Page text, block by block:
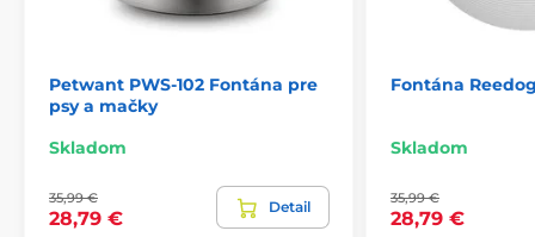
Petwant PWS-102 Fontána pre
psy a mačky
Skladom
35,99 €
28,79 €
Detail
Fontána
Skladom
35,99 €
28,79 €